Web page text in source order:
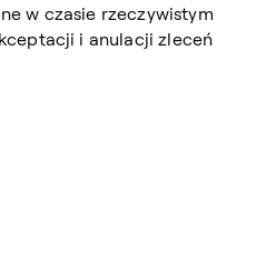
w czasie rzeczywistym
i anulacji zleceń